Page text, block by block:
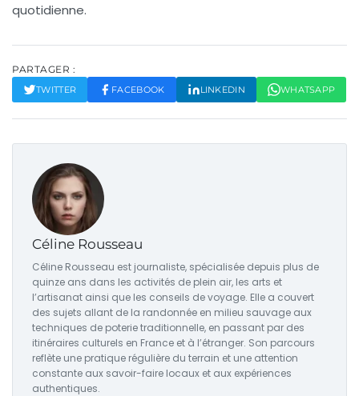
quotidienne.
PARTAGER :
TWITTER FACEBOOK LINKEDIN WHATSAPP
Céline Rousseau
Céline Rousseau est journaliste, spécialisée depuis plus de
quinze ans dans les activités de plein air, les arts et
l’artisanat ainsi que les conseils de voyage. Elle a couvert
des sujets allant de la randonnée en milieu sauvage aux
techniques de poterie traditionnelle, en passant par des
itinéraires culturels en France et à l’étranger. Son parcours
reflète une pratique régulière du terrain et une attention
constante aux savoir-faire locaux et aux expériences
authentiques.